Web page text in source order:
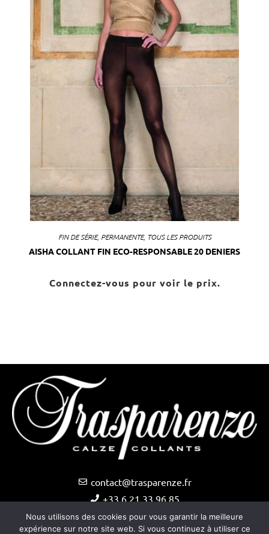
FIN DE SÉRIE, PERMANENTE, TOUS LES PRODUITS
AISHA COLLANT FIN ECO-RESPONSABLE 20 DENIERS
Connectez-vous pour voir le prix.
contact@trasparenze.fr
+33 6 21 33 96 85
Nous utilisons des cookies pour vous garantir la meilleure
expérience sur notre site web. Si vous continuez à utiliser ce